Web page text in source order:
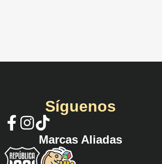
Síguenos
Marcas Aliadas